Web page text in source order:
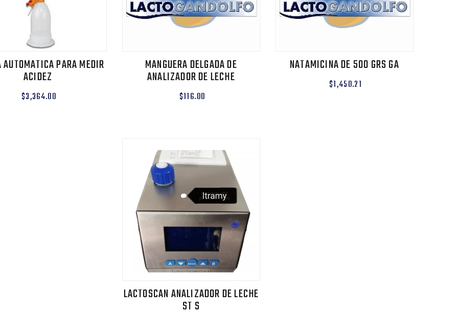
AUTOMATICA PARA MEDIR
ACIDEZ
$3,364.00
MANGUERA DELGADA DE
ANALIZADOR DE LECHE
$116.00
NATAMICINA DE 500 GRS GA
$1,450.21
LACTOSCAN ANALIZADOR DE LECHE
ST S